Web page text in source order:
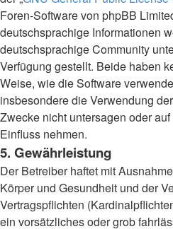
Foren-Software von phpBB
deutschsprachige Informationen
deutschsprachige Community
Verfügung gestellt. Beide haben
Weise, wie die Software
insbesondere die Verwendung
Zwecke nicht untersagen oder
Einfluss nehmen.
5. Gewährleistung
Der Betreiber haftet mit
Körper und Gesundheit und der
Vertragspflichten
ein vorsätzliches oder grob